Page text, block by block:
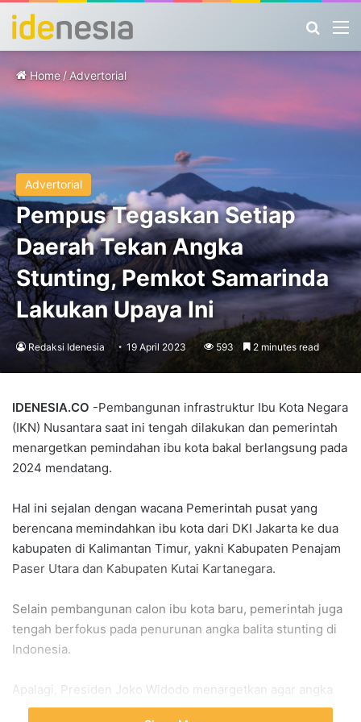
Home / Advertorial
Advertorial
Pempus Tegaskan Setiap
Daerah Tekan Angka
Stunting, Pemkot Samarinda
Lakukan Upaya Ini
Redaksi Idenesia 19 April 2023 593 2 minutes read
IDENESIA.CO -Pembangunan infrastruktur Ibu Kota Negara
(IKN) Nusantara saat ini tengah dilakukan dan pemerintah
menargetkan pemindahan ibu kota bakal berlangsung pada
2024 mendatang.
Hal ini sejalan dengan wacana Pemerintah pusat yang
berencana memindahkan ibu kota dari DKI Jakarta ke dua
kabupaten di Kalimantan Timur, yakni Kabupaten Penajam
Paser Utara dan Kabupaten Kutai Kartanegara.
Selain pembangunan calon ibu kota baru, pemerintah juga
tengah berfokus pada penurunan angka balita stunting di
Indonesia.
Apalagi, Presiden Joko Widodo menargetkan agar angka
balita stunting pada 2022 sebesar 21,6% bisa turun